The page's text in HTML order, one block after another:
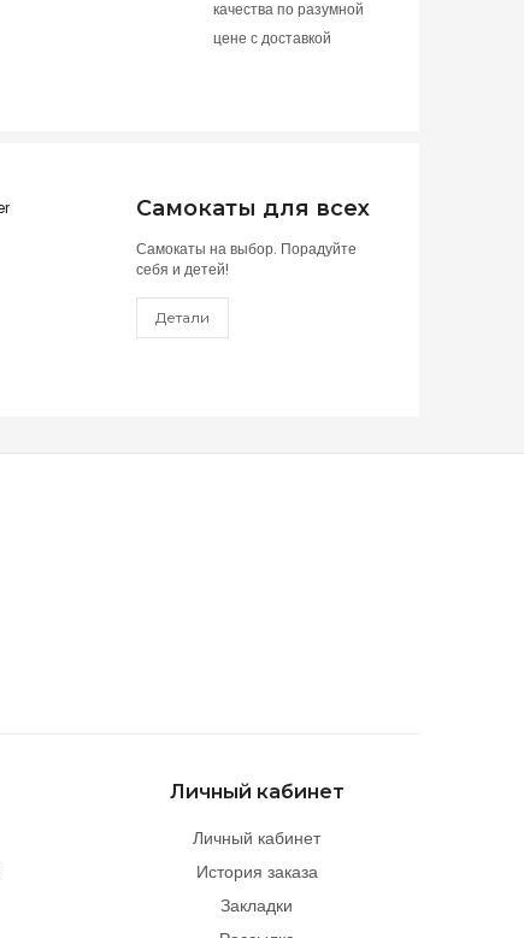
качества по разумной
цене с доставкой
Самокаты для всех
Самокаты на выбор. Порадуйте
себя и детей!
Детали
Личный кабинет
Личный кабинет
История заказа
Закладки